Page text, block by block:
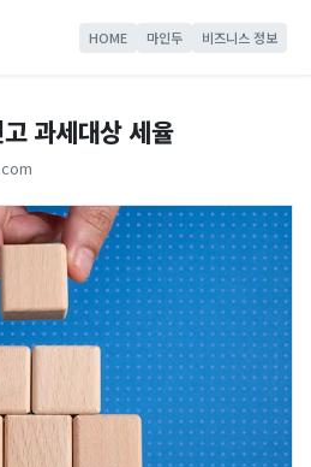
HOME 마인두 비즈니스 정보
과세대상 세율